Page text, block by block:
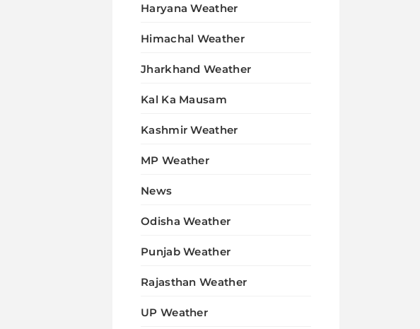
Haryana Weather
Himachal Weather
Jharkhand Weather
Kal Ka Mausam
Kashmir Weather
MP Weather
News
Odisha Weather
Punjab Weather
Rajasthan Weather
UP Weather